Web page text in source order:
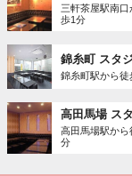
三軒茶屋駅南口
歩1分
錦糸町 スタ
錦糸町駅から徒
高田馬場 ス
高田馬場駅から
分